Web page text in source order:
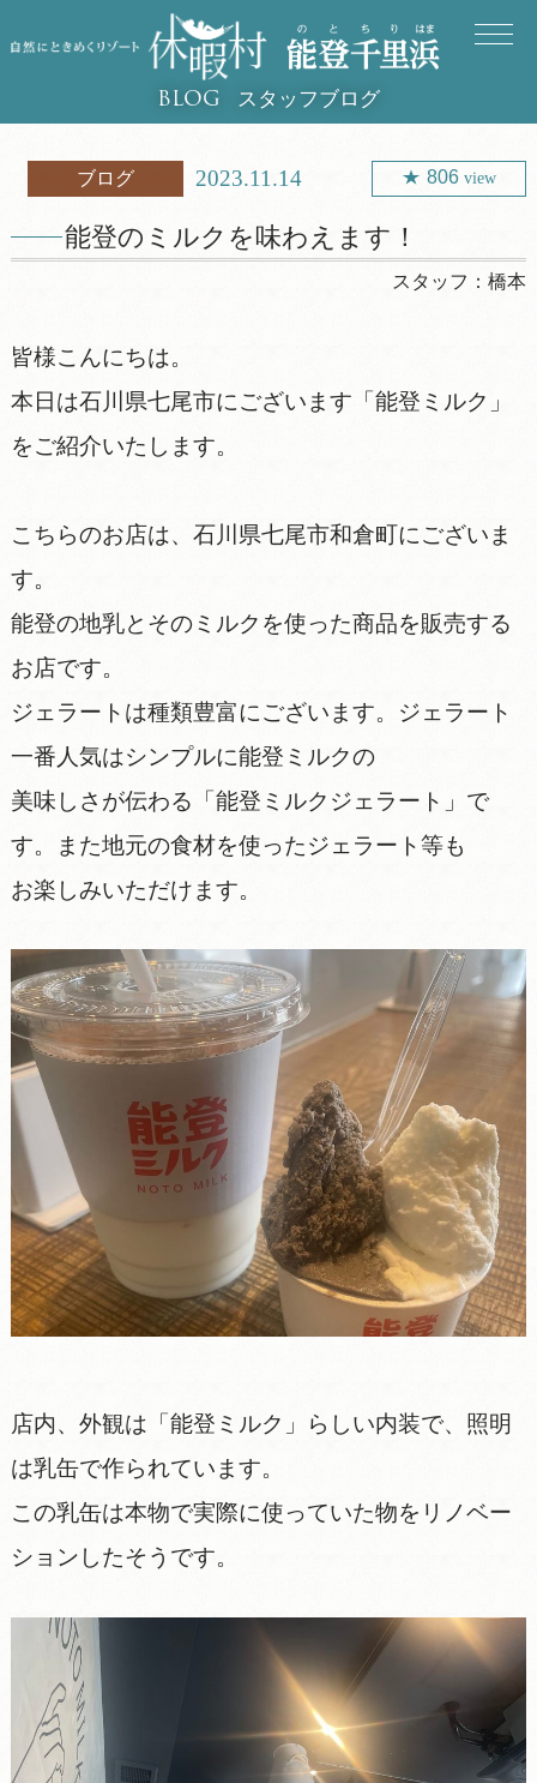
BLOG スタッフブログ
ブログ 2023.11.14 806 view
能登のミルクを味わえます！
スタッフ：橋本
皆様こんにちは。
本日は石川県七尾市にございます「能登ミルク」
をご紹介いたします。
こちらのお店は、石川県七尾市和倉町にございま
す。
能登の地乳とそのミルクを使った商品を販売する
お店です。
ジェラートは種類豊富にございます。ジェラート
一番人気はシンプルに能登ミルクの
美味しさが伝わる「能登ミルクジェラート」で
す。また地元の食材を使ったジェラート等も
お楽しみいただけます。
店内、外観は「能登ミルク」らしい内装で、照明
は乳缶で作られています。
この乳缶は本物で実際に使っていた物をリノベー
ションしたそうです。